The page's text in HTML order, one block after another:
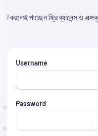
ডিসকাউন্ট!🎉 যারা
Username
Password